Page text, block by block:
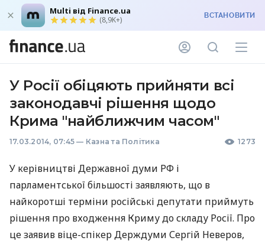
Multi від Finance.ua
(8,9K+) ВСТАНОВИТИ
У Росії обіцяють прийняти всі
законодавчі рішення щодо
Крима "найближчим часом"
17.03.2014, 07:45 — Казна та Політика 1273
У керівництві Державної думи РФ і
парламентської більшості заявляють, що в
найкоротші терміни російські депутати приймуть
рішення про входження Криму до складу Росії. Про
це заявив віце-спікер Держдуми Сергій Неверов,